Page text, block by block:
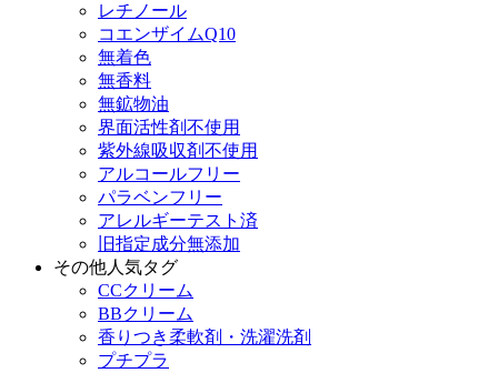
レチノール
コエンザイムQ10
無着色
無香料
無鉱物油
界面活性剤不使用
紫外線吸収剤不使用
アルコールフリー
パラベンフリー
アレルギーテスト済
旧指定成分無添加
その他人気タグ
CCクリーム
BBクリーム
香りつき柔軟剤・洗濯洗剤
プチプラ